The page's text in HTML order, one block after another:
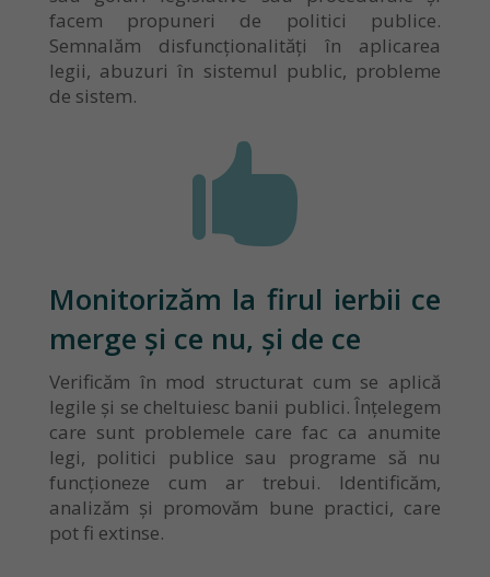
facem propuneri de politici publice.
Semnalăm disfuncționalități în aplicarea
legii, abuzuri în sistemul public, probleme
de sistem.

Monitorizăm la firul ierbii ce
merge și ce nu, și de ce
Verificăm în mod structurat cum se aplică
legile și se cheltuiesc banii publici. Înțelegem
care sunt problemele care fac ca anumite
legi, politici publice sau programe să nu
funcționeze cum ar trebui. Identificăm,
analizăm și promovăm bune practici, care
pot fi extinse.